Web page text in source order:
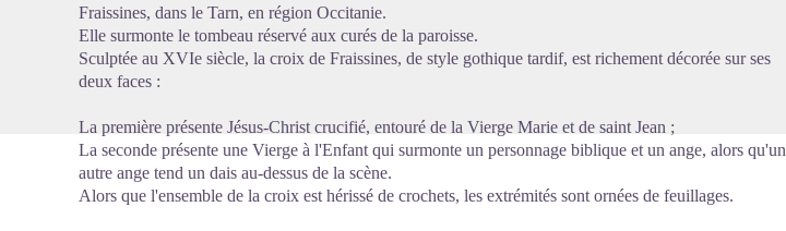
Fraissines, dans le Tarn, en région Occitanie.
Elle surmonte le tombeau réservé aux curés de la paroisse.
Sculptée au XVIe siècle, la croix de Fraissines, de style gothique tardif, est richement décorée sur ses
deux faces :
La première présente Jésus-Christ crucifié, entouré de la Vierge Marie et de saint Jean ;
La seconde présente une Vierge à l'Enfant qui surmonte un personnage biblique et un ange, alors qu'un
autre ange tend un dais au-dessus de la scène.
Alors que l'ensemble de la croix est hérissé de crochets, les extrémités sont ornées de feuillages.